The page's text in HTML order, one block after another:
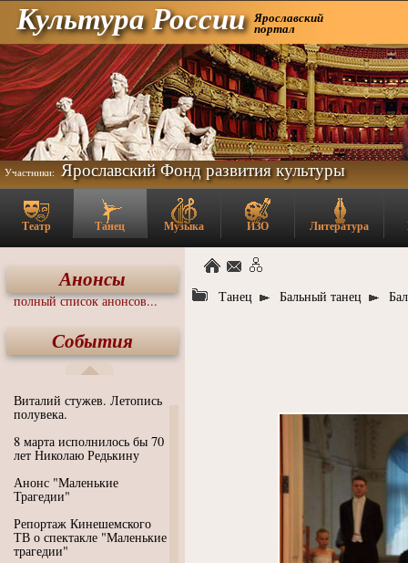
Культура России Ярославский
портал
Участники: Ярославский Фонд развития культуры
Театр Танец Музыка ИЗО Литература
Анонсы
полный список анонсов...
События
Виталий стужев. Летопись
полувека.
8 марта исполнилось бы 70
лет Николаю Редькину
Анонс "Маленькие
Трагедии"
Репортаж Кинешемского
ТВ о спектакле "Маленькие
трагедии"
Танец Бальный танец